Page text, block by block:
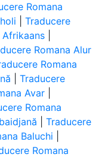
Romana
Traducere
Afrikaans|
Romana Alur
Romana
Traducere
Avar|
Romana
Traducere
Baluchi
Romana